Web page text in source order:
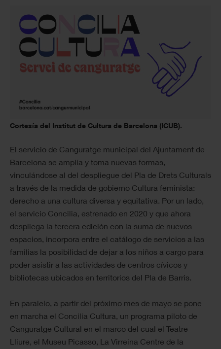
Cortesía del Institut de Cultura de Barcelona (ICUB).
El servicio de Canguratge municipal del Ajuntament de
Barcelona se amplía y toma nuevas formas,
vinculándose al del despliegue del Pla de Drets Culturals
a través de la medida de gobierno Cultura feminista:
derecho a una cultura diversa y equitativa. Por un lado,
el servicio Concilia, estrenado en 2020 y que ahora
despliega la tercera edición con la suma de nuevos
espacios, incorpora entre el catálogo de servicios a las
familias la posibilidad de dejar a los niños a cargo para
poder asistir a las actividades de centros cívicos y
bibliotecas ubicados en territorios del Pla de Barris.
En paralelo, a partir del próximo mes de mayo se pone
en marcha el Concilia Cultura, un programa piloto de
Canguratge Cultural en el marco del cual el Teatre
Lliure, el Museu Picasso, La Virreina Centre de la